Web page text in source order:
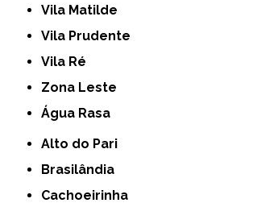
Vila Matilde
Vila Prudente
Vila Ré
Zona Leste
Água Rasa
Alto do Pari
Brasilândia
Cachoeirinha